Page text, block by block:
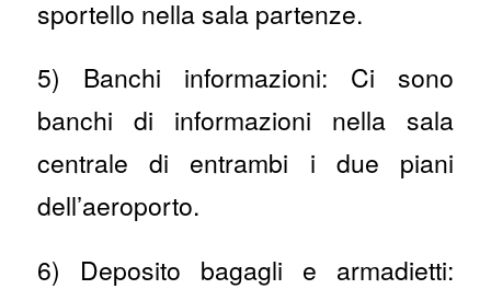
sportello nella sala partenze.
5) Banchi informazioni: Ci sono
banchi di informazioni nella sala
centrale di entrambi i due piani
dell’aeroporto.
6) Deposito bagagli e armadietti: